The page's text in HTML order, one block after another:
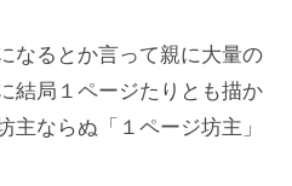
なるとか言って親に大量の
結局１ページたりとも描か
主ならぬ「１ページ坊主」